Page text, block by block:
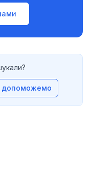
допоможемо